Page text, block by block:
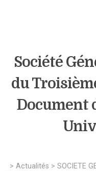
Société
du
Document
> Actualités > SOCIETE